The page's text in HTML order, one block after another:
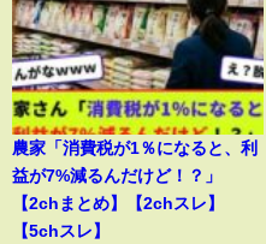
農家「消費税が1％になると、利
益が7%減るんだけど！？」
【2chまとめ】【2chスレ】
【5chスレ】